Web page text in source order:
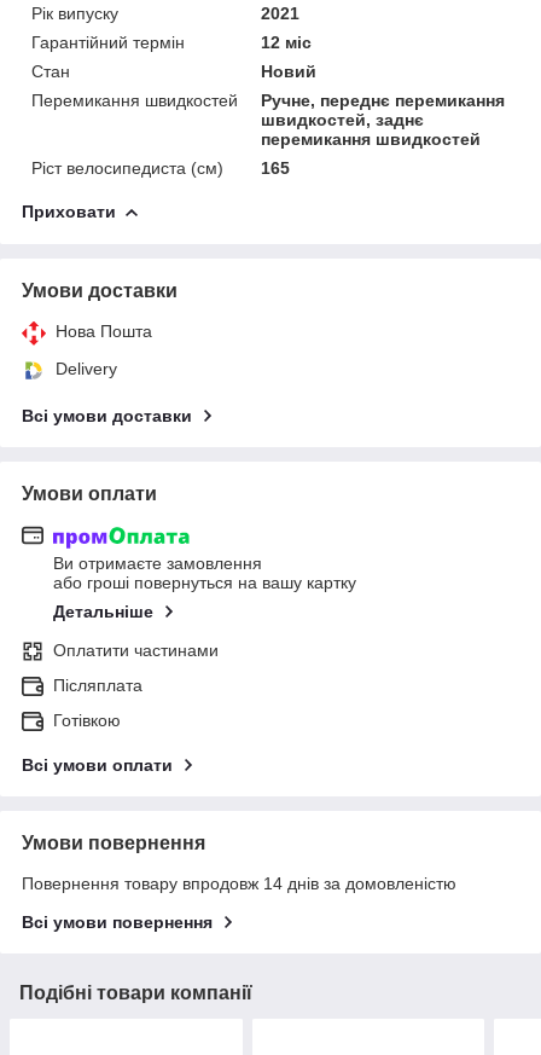
Рік випуску
2021
Гарантійний термін
12 міс
Стан
Новий
Перемикання швидкостей
Ручне, переднє перемикання
швидкостей, заднє
перемикання швидкостей
Ріст велосипедиста (см)
165
Приховати
Умови доставки
Нова Пошта
Delivery
Всі умови доставки
Умови оплати
Ви отримаєте замовлення
або гроші повернуться на вашу картку
Детальніше
Оплатити частинами
Післяплата
Готівкою
Всі умови оплати
Умови повернення
Повернення товару впродовж 14 днів за домовленістю
Всі умови повернення
Подібні товари компанії